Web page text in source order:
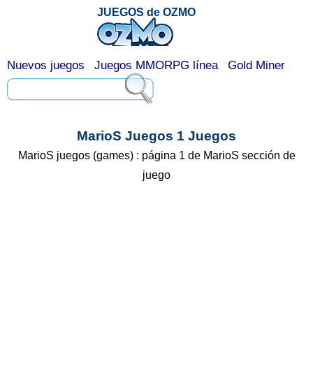
MarioS Juegos 1 Juegos
MarioS juegos (games) : página 1 de MarioS sección de
juego
JUEGOS de OZMO
Nuevos juegos Juegos MMORPG línea Gold Miner